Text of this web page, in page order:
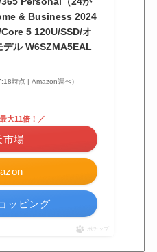
& Business 2024
5 120U/SSD/オ
デル W6SZMA5EAL
時点 | Amazon調べ）
大11倍！／
市場
ッピング
ポチップ